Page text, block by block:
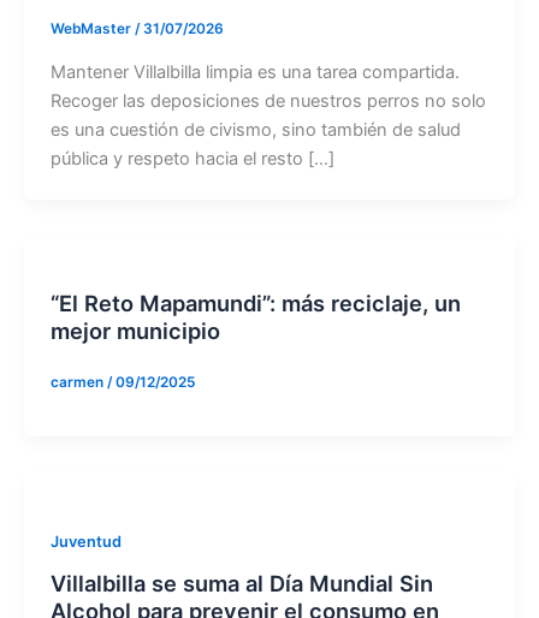
WebMaster /31/07/2026
Mantener Villalbilla limpia es una tarea compartida.
Recoger las deposiciones de nuestros perros no solo
es una cuestión de civismo, sino también de salud
pública y respeto hacia el resto […]
“El Reto Mapamundi”: más reciclaje, un
mejor municipio
carmen /09/12/2025
Juventud
Villalbilla se suma al Día Mundial Sin
Alcohol para prevenir el consumo en